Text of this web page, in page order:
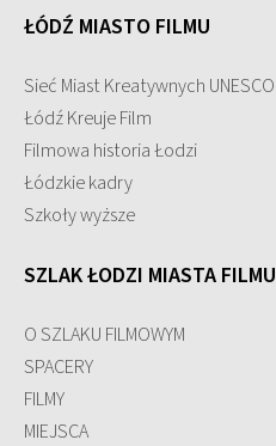
ŁÓDŹ MIASTO FILMU
Sieć Miast Kreatywnych UNESCO
Łódź Kreuje Film
Filmowa historia Łodzi
Łódzkie kadry
Szkoły wyższe
SZLAK ŁODZI MIASTA FILMU
O SZLAKU FILMOWYM
SPACERY
FILMY
MIEJSCA